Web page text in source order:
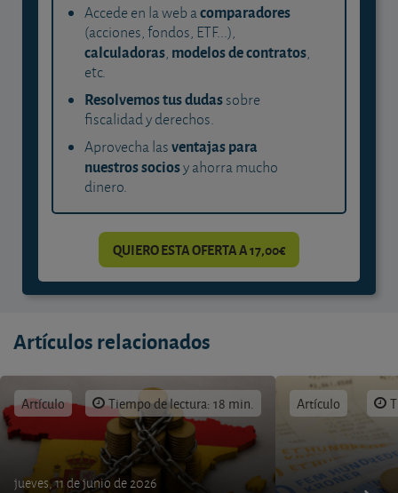
Accede en la web acomparadores
(acciones, fondos, ETF...),
calculadoras, modelos de contratos,
etc.
Resolvemos tus dudassobre
fiscalidad y derechos.
Aprovecha lasventajas para
nuestros sociosy ahorra mucho
dinero.
QUIERO ESTA OFERTA A 17,00€
Artículos relacionados
Artículo Tiempo de lectura: 18 min.
jueves, 11 de junio de 2026
Artículo